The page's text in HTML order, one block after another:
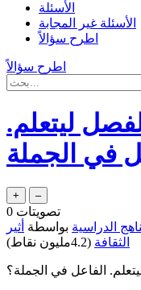
الأسئلة
الأسئلة غير المجابة
اطرح سؤالاً
اطرح سؤالاً
ليتعلم.
في الجملة
0 تصويتات
الدراسية بواسطة أثير
الثقافة (4.2مليون نقاط)